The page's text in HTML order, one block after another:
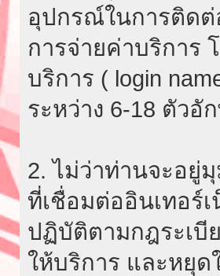
อุปกรณ์ในการติดต่
การจ่ายค่าบริการ
บริการ ( login
ระหว่าง 6-18 ตัวอั
2. ไม่ว่าท่านจะอยู่
ที่เชื่อมต่ออินเทอร์
ปฏิบัติตามกฎระเบี
ให้บริการ และหยุด